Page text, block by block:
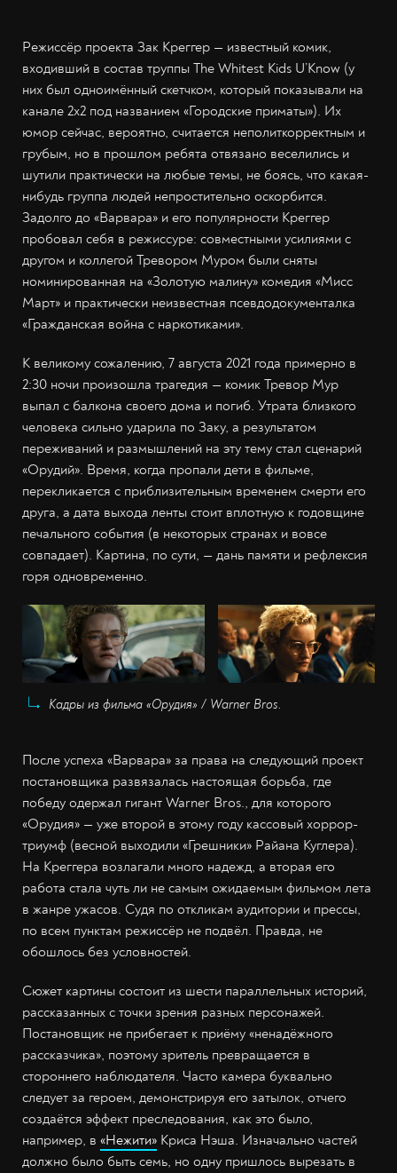
Режиссёр проекта Зак Креггер — известный комик,
входивший в состав труппы The Whitest Kids U’Know (у
них был одноимённый скетчком, который показывали на
канале 2х2 под названием «Городские приматы»). Их
юмор сейчас, вероятно, считается неполиткорректным и
грубым, но в прошлом ребята отвязано веселились и
шутили практически на любые темы, не боясь, что какая-
нибудь группа людей непростительно оскорбится.
Задолго до «Варвара» и его популярности Креггер
пробовал себя в режиссуре: совместными усилиями с
другом и коллегой Тревором Муром были сняты
номинированная на «Золотую малину» комедия «Мисс
Март» и практически неизвестная псевдодокументалка
«Гражданская война с наркотиками».
К великому сожалению, 7 августа 2021 года примерно в
2:30 ночи произошла трагедия — комик Тревор Мур
выпал с балкона своего дома и погиб. Утрата близкого
человека сильно ударила по Заку, а результатом
переживаний и размышлений на эту тему стал сценарий
«Орудий». Время, когда пропали дети в фильме,
перекликается с приблизительным временем смерти его
друга, а дата выхода ленты стоит вплотную к годовщине
печального события (в некоторых странах и вовсе
совпадает). Картина, по сути, — дань памяти и рефлексия
горя одновременно.
Кадры из фильма «Орудия» / Warner Bros.
После успеха «Варвара» за права на следующий проект
постановщика развязалась настоящая борьба, где
победу одержал гигант Warner Bros., для которого
«Орудия» — уже второй в этому году кассовый хоррор-
триумф (весной выходили «Грешники» Райана Куглера).
На Креггера возлагали много надежд, а вторая его
работа стала чуть ли не самым ожидаемым фильмом лета
в жанре ужасов. Судя по откликам аудитории и прессы,
по всем пунктам режиссёр не подвёл. Правда, не
обошлось без условностей.
Сюжет картины состоит из шести параллельных историй,
рассказанных с точки зрения разных персонажей.
Постановщик не прибегает к приёму «ненадёжного
рассказчика», поэтому зритель превращается в
стороннего наблюдателя. Часто камера буквально
следует за героем, демонстрируя его затылок, отчего
создаётся эффект преследования, как это было,
например, в «Нежити» Криса Нэша. Изначально частей
должно было быть семь, но одну пришлось вырезать в